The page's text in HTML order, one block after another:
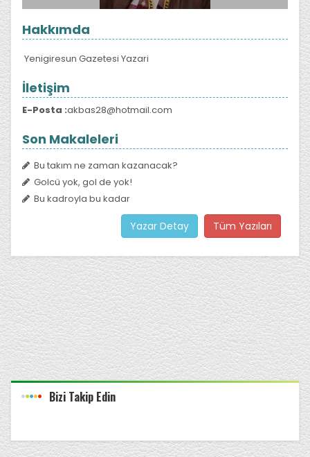
Hakkımda
Yenigiresun Gazetesi Yazari
İletişim
E-Posta :akbas28@hotmail.com
Son Makaleleri
Bu takım ne zaman kazanacak?
Golcü yok, gol de yok!
Bu kadroyla bu kadar
Yazar Detay Tüm Yazıları
Bizi Takip Edin